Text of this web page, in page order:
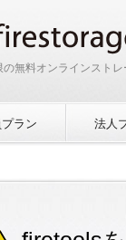
の無料オンラインストレ
ラン 法人